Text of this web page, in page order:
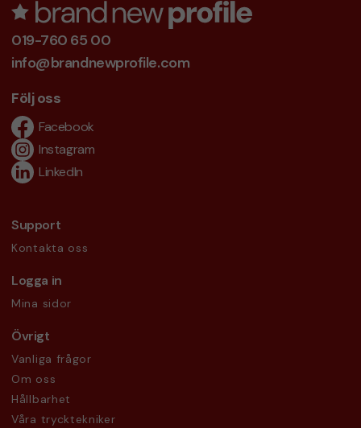
019-760 65 00
info@brandnewprofile.com
Följ oss
Facebook
Instagram
LinkedIn
Support
Kontakta oss
Logga in
Mina sidor
Övrigt
Vanliga frågor
Om oss
Hållbarhet
Våra trycktekniker